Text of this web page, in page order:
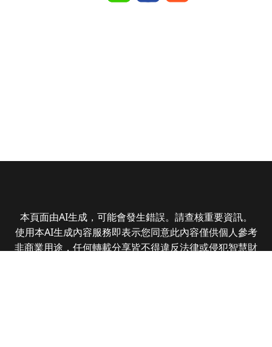
本頁面由AI生成，可能會發生錯誤。請查核重要資訊。
使用本AI生成內容服務即表示您同意此內容僅供個人參考
非商業用途，任何轉載分享皆不得違反法律或侵犯智慧財